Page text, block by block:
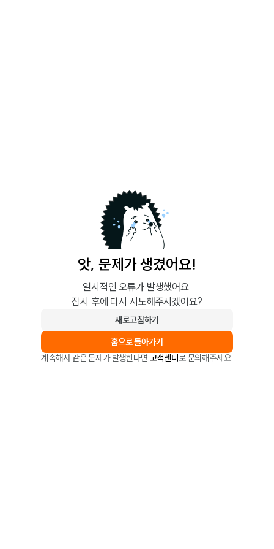
앗, 문제가 생겼어요!
일시적인 오류가 발생했어요.
잠시 후에 다시 시도해주시겠어요?
새로고침하기
홈으로 돌아가기
계속해서 같은 문제가 발생한다면 고객센터로 문의해주세요.